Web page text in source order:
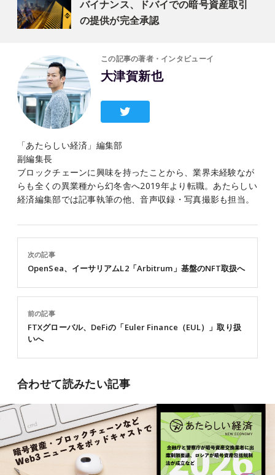
バイナンス、ドバイでの暗号資産取引
の提供が完全承認
この記事の著者・インタビューイ
大津賀新也
「あたらしい経済」編集部
副編集長
ブロックチェーンに興味を持ったことから、業界未経験なが
らも全くの異業種から幻冬舎へ2019年より転職。あたらしい
経済編集部では記事執筆の他、音声収録・写真撮影も担当。
前の記事
FTXグローバル、DeFiの「Euler Finance（EUL）」取り扱
いへ
次の記事
OpenSea、イーサリアムL2「Arbitrum」基盤のNFT取扱へ
合わせて読みたい記事